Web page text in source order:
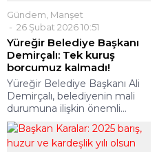
Gündem Manşet
26 Şubat 2026 10:51
Yüreğir Belediye Başkanı
Demirçalı: Tek kuruş
borcumuz kalmadı!
Yüreğir Belediye Başkanı Ali
Demirçalı, belediyenin mali
durumuna ilişkin önemli...